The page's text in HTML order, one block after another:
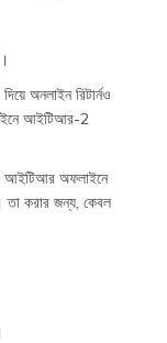
অনলাইন রিটার্নও
আইটিআর-2
আইটিআর অফলাইনে
তা করার জন্য, কেবল